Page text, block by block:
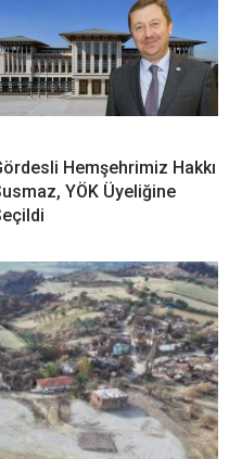
Hemşehrimiz Hakkı
YÖK Üyeliğine